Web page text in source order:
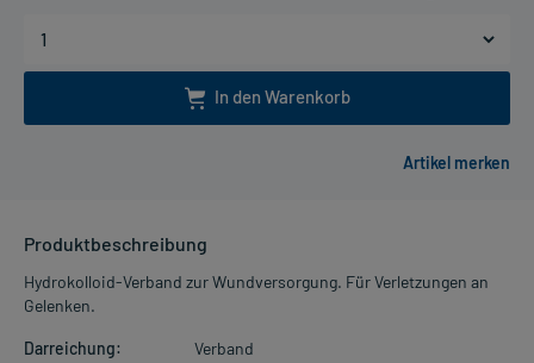
In den Warenkorb
Produktbeschreibung
Hydrokolloid-Verband zur Wundversorgung. Für Verletzungen an
Gelenken.
Darreichung:
Verband